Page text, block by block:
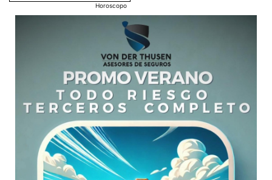
Horoscopo